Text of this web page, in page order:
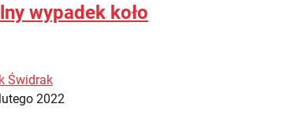
wypadek koło
Świdrak
2022